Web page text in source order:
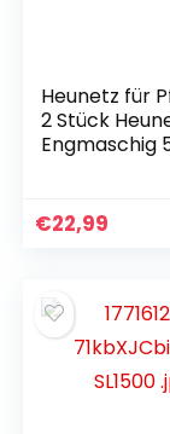
Heunetz für
2 Stück
Engmaschig
Heunetz Groß,
Verbessert die
Schafe,
(Schwarz)
€22,99